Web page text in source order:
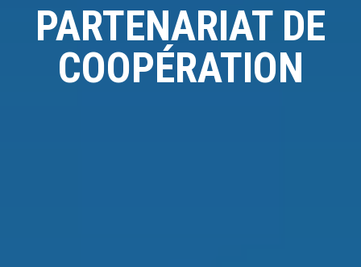
PARTENARIAT DE
COOPÉRATION